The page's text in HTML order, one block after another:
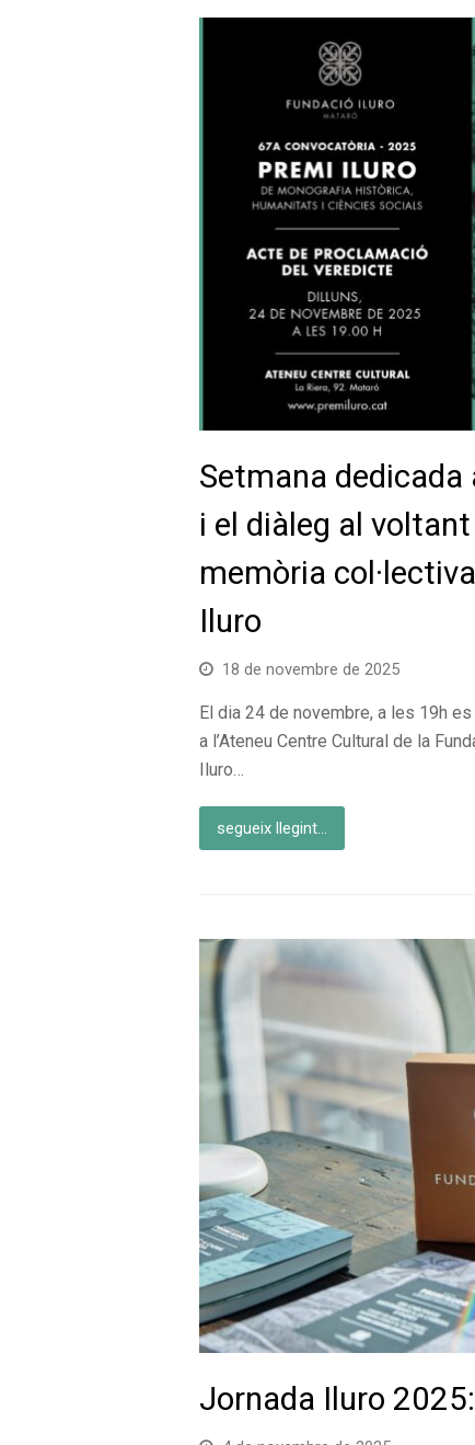
Setmana dedicada
i el diàleg al
memòria
Iluro
18 de novembre de 2025
El dia 24 de novembre, a les 19h
a l’Ateneu Centre Cultural de la
Iluro…
segueix llegint...
Jornada Iluro